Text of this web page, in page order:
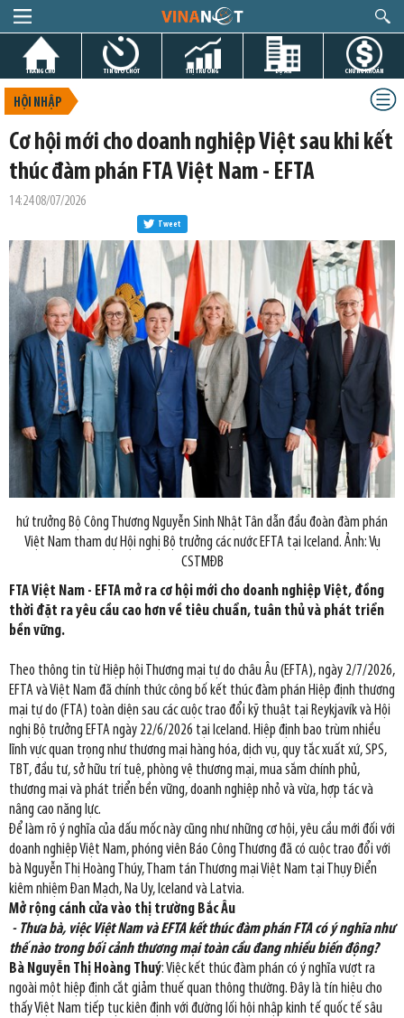
TRANG CHỦ TIN GIỜ CHÓT THỊ TRƯỜNG DỰ ÁN CHỨNG KHOÁN
HỘI NHẬP
Cơ hội mới cho doanh nghiệp Việt sau khi kết
thúc đàm phán FTA Việt Nam - EFTA
14:24 08/07/2026
Tweet
hứ trưởng Bộ Công Thương Nguyễn Sinh Nhật Tân dẫn đầu đoàn đàm phán
Việt Nam tham dự Hội nghị Bộ trưởng các nước EFTA tại Iceland. Ảnh: Vụ
CSTMĐB
FTA Việt Nam - EFTA mở ra cơ hội mới cho doanh nghiệp Việt, đồng
thời đặt ra yêu cầu cao hơn về tiêu chuẩn, tuân thủ và phát triển
bền vững.
Theo thông tin từ Hiệp hội Thương mại tự do châu Âu (EFTA), ngày 2/7/2026,
EFTA và Việt Nam đã chính thức công bố kết thúc đàm phán Hiệp định thương
mại tự do (FTA) toàn diện sau các cuộc trao đổi kỹ thuật tại Reykjavík và Hội
nghị Bộ trưởng EFTA ngày 22/6/2026 tại Iceland. Hiệp định bao trùm nhiều
lĩnh vực quan trọng như thương mại hàng hóa, dịch vụ, quy tắc xuất xứ, SPS,
TBT, đầu tư, sở hữu trí tuệ, phòng vệ thương mại, mua sắm chính phủ,
thương mại và phát triển bền vững, doanh nghiệp nhỏ và vừa, hợp tác và
nâng cao năng lực.
Để làm rõ ý nghĩa của dấu mốc này cũng như những cơ hội, yêu cầu mới đối với
doanh nghiệp Việt Nam, phóng viên Báo Công Thương đã có cuộc trao đổi với
bà Nguyễn Thị Hoàng Thúy, Tham tán Thương mại Việt Nam tại Thụy Điển
kiêm nhiệm Đan Mạch, Na Uy, Iceland và Latvia.
Mở rộng cánh cửa vào thị trường Bắc Âu
- Thưa bà, việc Việt Nam và EFTA kết thúc đàm phán FTA có ý nghĩa như
thế nào trong bối cảnh thương mại toàn cầu đang nhiều biến động?
Bà Nguyễn Thị Hoàng Thuý: Việc kết thúc đàm phán có ý nghĩa vượt ra
ngoài một hiệp định cắt giảm thuế quan thông thường. Đây là tín hiệu cho
thấy Việt Nam tiếp tục kiên định với đường lối hội nhập kinh tế quốc tế sâu